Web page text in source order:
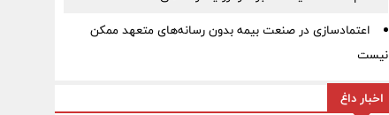
اعتمادسازی در صنعت بیمه بدون رسانه‌های متعهد ممکن
نیست
اخبار داغ